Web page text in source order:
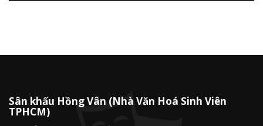
Sân khấu Hồng Vân (Nhà Văn Hoá Sinh Viên
TPHCM)